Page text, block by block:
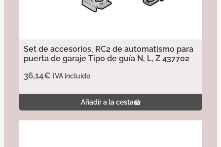
Set de accesorios, RC2 de automatismo para
puerta de garaje Tipo de guía N, L, Z 437702
36,14€ IVA incluido
Añadir a la cesta